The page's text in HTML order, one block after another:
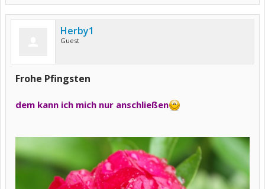
Herby1
Guest
Frohe Pfingsten
dem kann ich mich nur anschließen